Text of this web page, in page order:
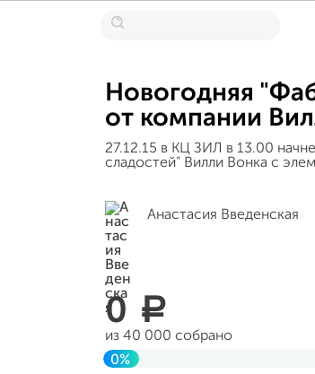
Новогодняя
от компании
27.12.15 в КЦ ЗИЛ в 13.00
сладостей" Вилли Вонка с
Анастасия Введенская
0 a
из 40 000 собрано
0%